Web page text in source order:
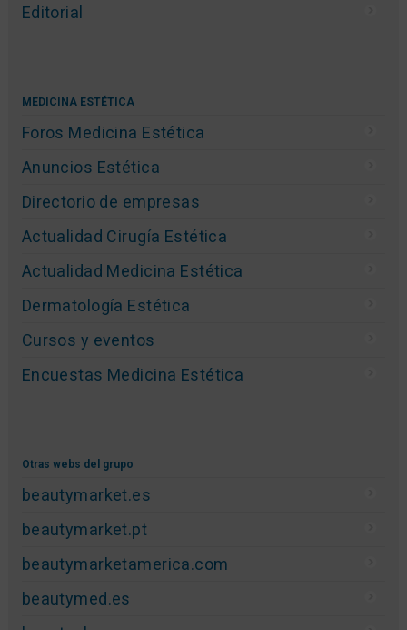
Editorial
MEDICINA ESTÉTICA
Foros Medicina Estética
Anuncios Estética
Directorio de empresas
Actualidad Cirugía Estética
Actualidad Medicina Estética
Dermatología Estética
Cursos y eventos
Encuestas Medicina Estética
Otras webs del grupo
beautymarket.es
beautymarket.pt
beautymarketamerica.com
beautymed.es